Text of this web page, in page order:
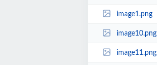
image1.png
image10.png
image11.png